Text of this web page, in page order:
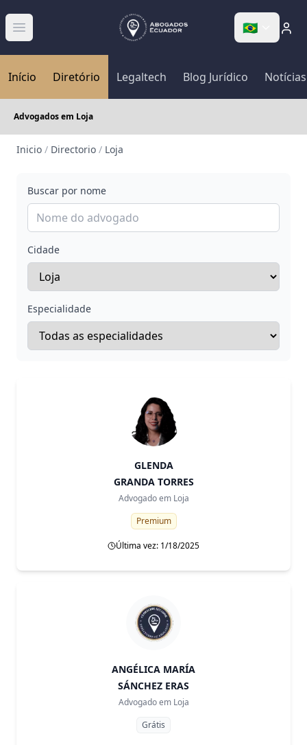
Abrir menú 🇧🇷
Início Diretório Legaltech Blog Jurídico Notícias
Advogados em Loja
Inicio / Directorio / Loja
Buscar por nome
Cidade
Especialidade
GLENDA
GRANDA TORRES
Advogado em Loja
Premium
Última vez: 1/18/2025
ANGÉLICA MARÍA
SÁNCHEZ ERAS
Advogado em Loja
Grátis